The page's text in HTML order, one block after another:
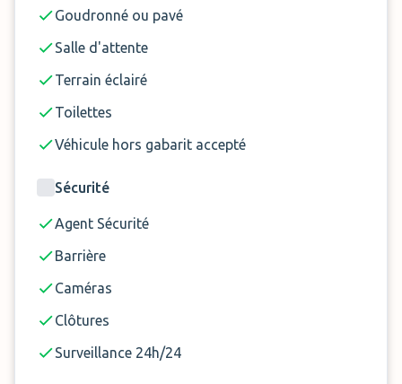
Goudronné ou pavé
Salle d'attente
Terrain éclairé
Toilettes
Véhicule hors gabarit accepté
Sécurité
Agent Sécurité
Barrière
Caméras
Clôtures
Surveillance 24h/24